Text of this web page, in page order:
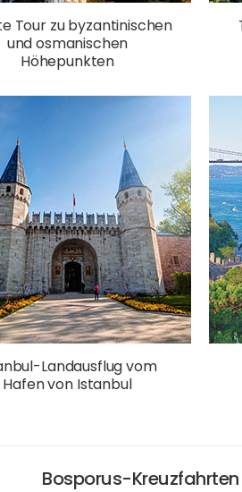
Tour zu byzantinischen
und osmanischen
Höhepunkten
Landausflug vom
Hafen von Istanbul
Bosporus-